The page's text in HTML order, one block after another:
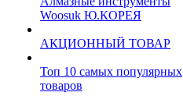
Woosuk Ю.КОРЕЯ
АКЦИОННЫЙ ТОВАР
Топ 10 самых популярных
товаров